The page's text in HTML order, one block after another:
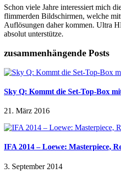
Schon viele Jahre interessiert mich
flimmerden Bildschirmen, welche
Auflösungen daher kommen. Ultra
absolut unterstütze.
zusammenhängende Posts
Sky Q: Kommt die Set-Top-Box
21. März 2016
IFA 2014 – Loewe: Masterpiece,
3. September 2014